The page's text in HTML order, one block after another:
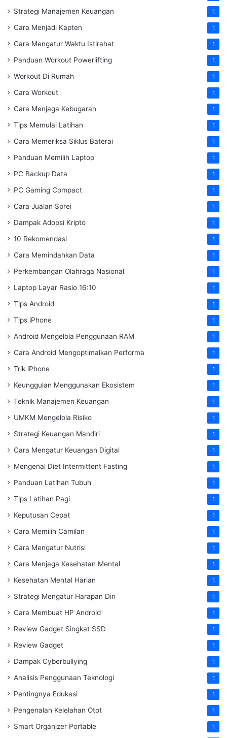
Strategi Manajemen Keuangan 1
Cara Menjadi Kapten 1
Cara Mengatur Waktu Istirahat 1
Panduan Workout Powerlifting 1
Workout Di Rumah 1
Cara Workout 1
Cara Menjaga Kebugaran 1
Tips Memulai Latihan 1
Cara Memeriksa Siklus Baterai 1
Panduan Memilih Laptop 1
PC Backup Data 1
PC Gaming Compact 1
Cara Jualan Sprei 1
Dampak Adopsi Kripto 1
10 Rekomendasi 1
Cara Memindahkan Data 1
Perkembangan Olahraga Nasional 1
Laptop Layar Rasio 16:10 1
Tips Android 1
Tips iPhone 1
Android Mengelola Penggunaan RAM 1
Cara Android Mengoptimalkan Performa 1
Trik iPhone 1
Keunggulan Menggunakan Ekosistem 1
Teknik Manajemen Keuangan 1
UMKM Mengelola Risiko 1
Strategi Keuangan Mandiri 1
Cara Mengatur Keuangan Digital 1
Mengenal Diet Intermittent Fasting 1
Panduan Latihan Tubuh 1
Tips Latihan Pagi 1
Keputusan Cepat 1
Cara Memilih Camilan 1
Cara Mengatur Nutrisi 1
Cara Menjaga Kesehatan Mental 1
Kesehatan Mental Harian 1
Strategi Mengatur Harapan Diri 1
Cara Membuat HP Android 1
Review Gadget Singkat SSD 1
Review Gadget 1
Dampak Cyberbullying 1
Analisis Penggunaan Teknologi 1
Pentingnya Edukasi 1
Pengenalan Kelelahan Otot 1
Smart Organizer Portable 1